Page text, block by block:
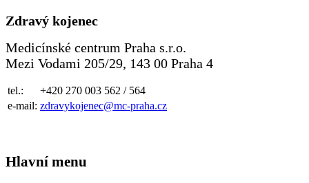
Zdravý kojenec
Medicínské centrum Praha s.r.o.
Mezi Vodami 205/29, 143 00 Praha 4
tel.:
+420 270 003 562 / 564
e-mail: zdravykojenec@mc-praha.cz
Hlavní menu